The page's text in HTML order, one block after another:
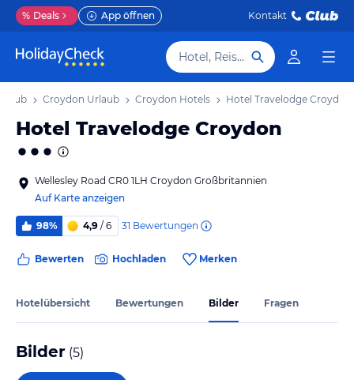
% Deals App öffnen Kontakt
Hotel, Reiseziel
Croydon Urlaub Croydon Hotels Hotel Travelodge Croydon
Hotel Travelodge Croydon
Wellesley Road CR0 1LH Croydon Großbritannien
Auf Karte anzeigen
98% 4,9 / 6 31 Bewertungen
Bewerten Hochladen Merken
Hotelübersicht Bewertungen Bilder Fragen
Bilder (5)